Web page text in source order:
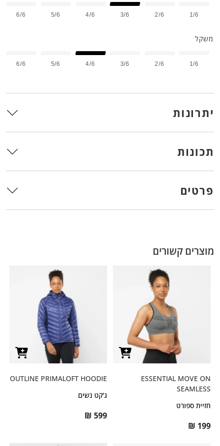
1/6
2/6
3/6
4/6
5/6
6/6
משקל
1/6
2/6
3/6
4/6
5/6
6/6
יתרונות
תכונות
פרטים
מוצרים קשורים
ESSENTIAL MOVE ON
SEAMLESS
חזיית ספורט
₪ 199
OUTLINE PRIMALOFT HOODIE
ג'קט נשים
₪ 599